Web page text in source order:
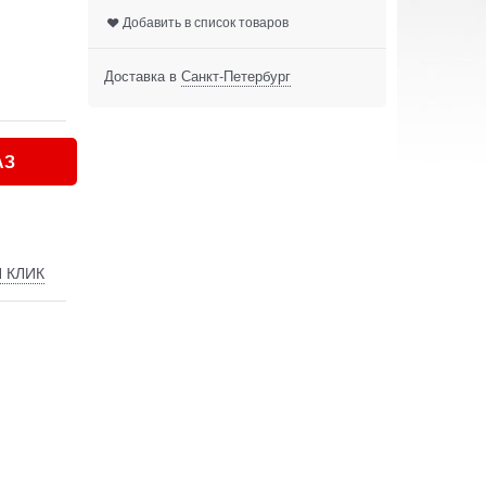
КЛИК
Добавить в список товаров
Доставка в Санкт-Петербург